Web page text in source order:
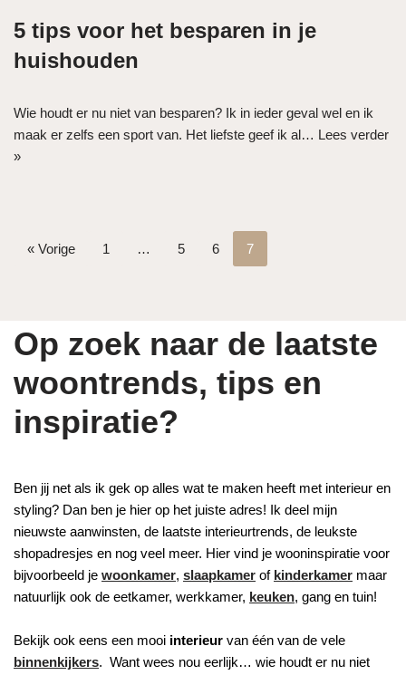
5 tips voor het besparen in je
huishouden
Wie houdt er nu niet van besparen? Ik in ieder geval wel en ik
maak er zelfs een sport van. Het liefste geef ik al… Lees verder
»
« Vorige 1 … 5 6 7
Op zoek naar de laatste
woontrends, tips en
inspiratie?
Ben jij net als ik gek op alles wat te maken heeft met interieur en
styling? Dan ben je hier op het juiste adres! Ik deel mijn
nieuwste aanwinsten, de laatste interieurtrends, de leukste
shopadresjes en nog veel meer. Hier vind je wooninspiratie voor
bijvoorbeeld je woonkamer, slaapkamer of kinderkamer maar
natuurlijk ook de eetkamer, werkkamer, keuken, gang en tuin!
Bekijk ook eens een mooi interieur van één van de vele
binnenkijkers. Want wees nou eerlijk… wie houdt er nu niet